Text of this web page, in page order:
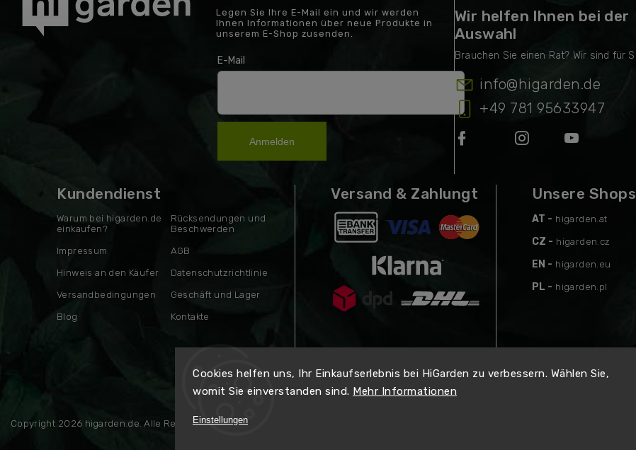
Cookies helfen uns, Ihr Einkaufserlebnis bei HiGarden zu verbessern. Wählen Sie,
womit Sie einverstanden sind. Mehr Informationen
Einstellungen
Legen Sie Ihre E-Mail ein und wir werden
Ihnen Informationen über neue Produkte in
unserem E-Shop zusenden.
E-Mail
Anmelden
Wir helfen Ihnen bei der
Auswahl
info@higarden.de
+49 781 95633947
Kundendienst
Warum bei higarden.de
einkaufen?
Rücksendungen und
Beschwerden
Impressum AGB
Hinweis an den Käufer Datenschutzrichtlinie
Versandbedingungen Geschäft und Lager
Blog Kontakte
Versand & Zahlungt Unsere Shops
AT - higarden.at
CZ - higarden.cz
EN - higarden.eu
PL - higarden.pl
Copyright 2026 higarden.de . Alle Rechte vorbehalten.